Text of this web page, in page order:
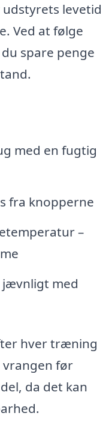
levetid
Ved at følge
spare penge
med en fugtig
fra knopperne
–
med
hver træning
vrangen før
da det kan